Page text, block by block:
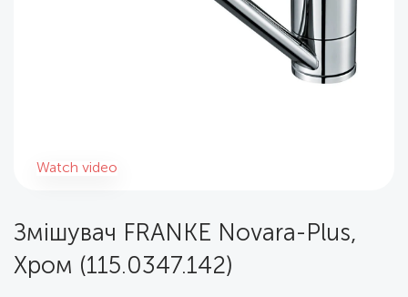
Watch video
Змішувач FRANKE Novara-Plus,
Хром (115.0347.142)